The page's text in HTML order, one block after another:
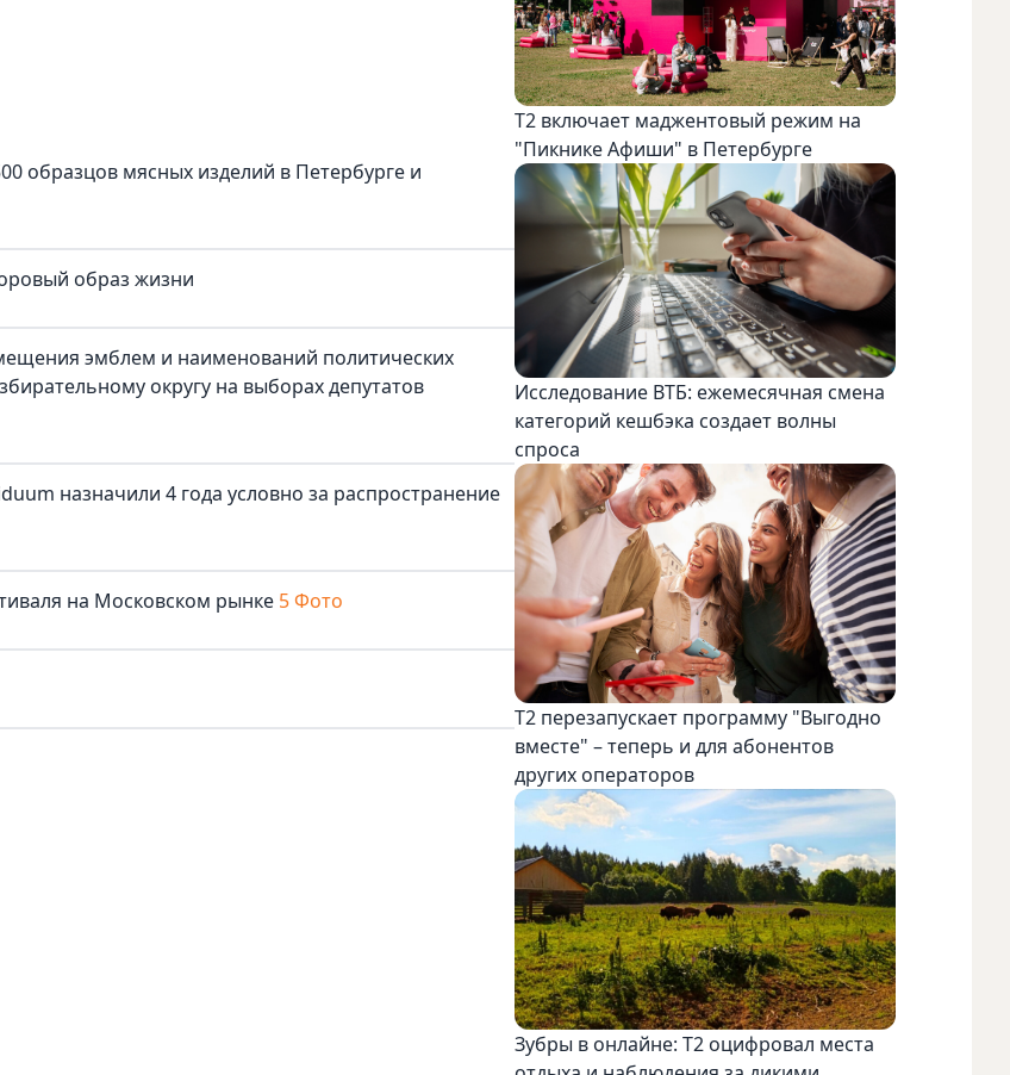
образцов мясных изделий в Петербурге и
образ жизни
эмблем и наименований политических
округу на выборах депутатов
назначили 4 года условно за распространение
на Московском рынке 5 Фото
Т2 включает маджентовый режим на
"Пикнике Афиши" в Петербурге
Исследование ВТБ: ежемесячная смена
категорий кешбэка создает волны
спроса
Т2 перезапускает программу "Выгодно
вместе" – теперь и для абонентов
других операторов
Зубры в онлайне: Т2 оцифровал места